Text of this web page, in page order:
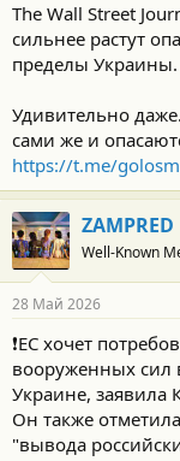
The Wall Street
сильнее растут
пределы Украины.
Удивительно
сами же и
https://t.me/
ZAMPRED
Well-Known
28 Май 2026
❗️ЕС хочет
вооруженных сил
Украине, заявила
Он также
"вывода